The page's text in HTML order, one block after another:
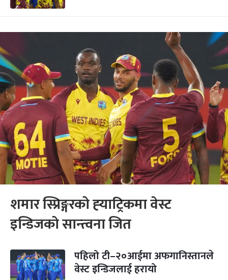
शमार स्प्रिङ्गरको ह्‍याट्रिकमा वेस्ट
इन्डिजको सान्त्वना जित
पहिलो टी–२०आईमा अफगानिस्तानले
वेस्ट इन्डिजलाई हरायो